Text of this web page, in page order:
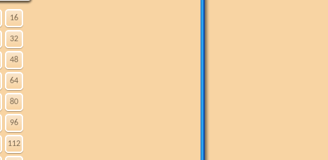
16
32
48
64
80
96
112